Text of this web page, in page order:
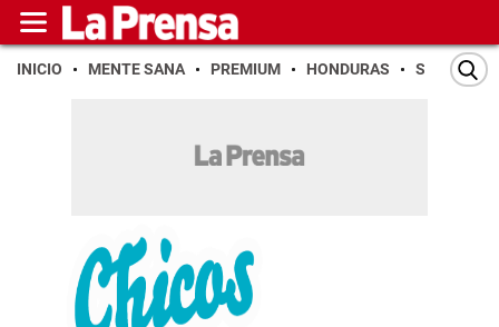
INICIO MENTE SANA PREMIUM HONDURAS SAN PEDRO